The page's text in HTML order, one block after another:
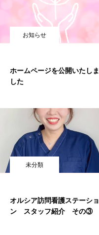
お知らせ
ホームページを公開いたしま
した
未分類
オルシア訪問看護ステーショ
ン スタッフ紹介 その③